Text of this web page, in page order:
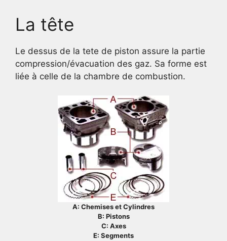
La tête
Le dessus de la tete de piston assure la partie
compression/évacuation des gaz. Sa forme est
liée à celle de la chambre de combustion.
A: Chemises et Cylindres
B: Pistons
C: Axes
E: Segments